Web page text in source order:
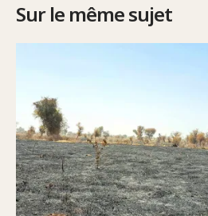
Sur le même sujet